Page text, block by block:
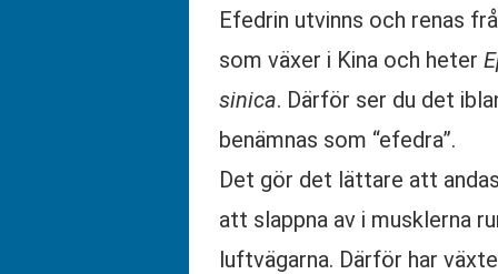
Efedrin utvinns och renas
som växer i Kina och heter
sinica. Därför ser du det
benämnas som “efedra”.
Det gör det lättare att
att slappna av i musklerna
luftvägarna. Därför har